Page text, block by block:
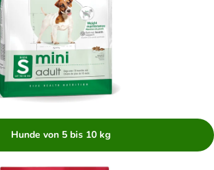
Hunde von 5 bis 10 kg